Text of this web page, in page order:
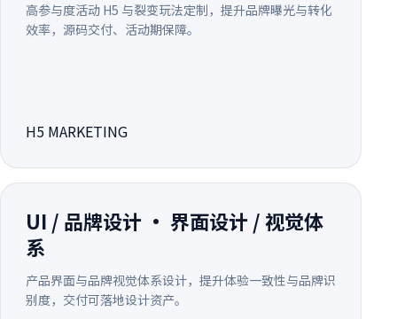
高参与度活动 H5 与裂变玩法定制，提升品牌曝光与转化
效率，源码交付、活动期保障。
H5 MARKETING
UI / 品牌设计 · 界面设计 / 视觉体
系
产品界面与品牌视觉体系设计，提升体验一致性与品牌识
别度，交付可落地设计资产。